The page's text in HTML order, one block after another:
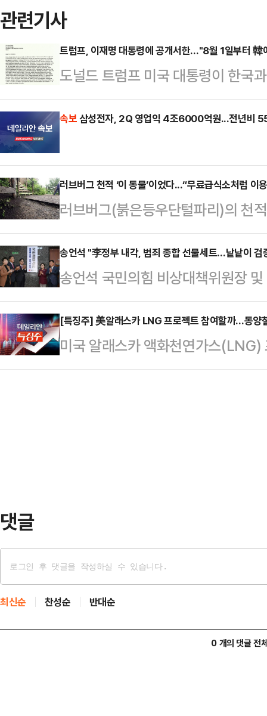
관련기사
트럼프, 이재명 대통령에 공개서한…"8월 1일부터
도널드 트럼프 미국 대통령이 한국
내용이 담긴 서한을 공개했다.AP
했던 대로 이날 정오 자신 소유의
월 1일부터 미국으로 수출하는 모
할 것”이라면서도 “품목별 관세는
리는 당신(이 대통령)의 나라를 상
럼에도 불구하고 우…
속보삼성전자, 2Q 영업익 4조6000억원...전년비
러브버그 천적 ‘이 동물’이었다...“무료급식소처럼 이
러브버그(붉은등우단털파리)의 천
어(SNS)에는 참새와 까치 등이 러
올라오고 있다.일부 게시자들은 “
아먹고 있다”, “까치 몇 마리가 무
담을 공유하기도 했다.러브버그는
분의 포식자들이 기피하는 곤충이
잡아먹는 모습이 목격되고 있다.▼
브버그 자연 소멸 예…
송언석 "李정부 내각, 범죄 종합 선물세트…낱낱이 검
송언석 국민의힘 비상대책위원장
은 범죄 종합 선물세트가 아닌지 의
사 국민검증단'을 출범시켰다.송언
의힘 원내대책회의에서 "이재명 대
강행한 데 이어 각 부처 장관 후보
[특징주] 美알래스카 LNG 프로젝트 참여할까…동
미국 알래스카 액화천연가스
기되는 가운데 8일 장 초반 동양철
댓글
최신순 찬성순 반대순
0 개의 댓글 전